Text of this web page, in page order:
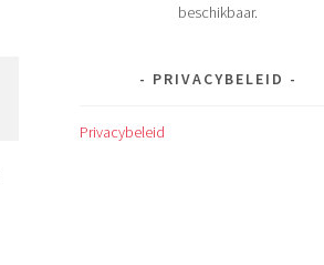
beschikbaar.
PRIVACYBELEID
Privacybeleid